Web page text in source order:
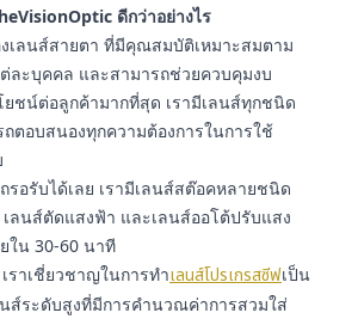
ดีกว่าอย่างไร
งเลนส์สายตา ที่มีคุณสมบัติเหมาะสมตาม
ละบุคคล และสามารถช่วยควบคุมงบ
ชน์ต่อลูกค้ามากที่สุด เรามีเลนส์ทุกชนิด
ตอบสนองทุกความต้องการในการใช้
รอรับได้เลย เรามีเลนส์สต๊อคหลายชนิด
ลนส์ตัดแสงฟ้า และเลนส์ออโต้ปรับแสง
ใน 30-60 นาที
ราเชี่ยวชาญในการทำเลนส์โปรเกรสซีฟเป็น
ส์ระดับสูงที่มีการคำนวณค่าการสวมใส่